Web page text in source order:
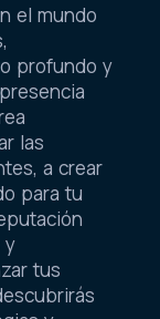
el mundo
profundo y
las
a crear
para tu
y
tus